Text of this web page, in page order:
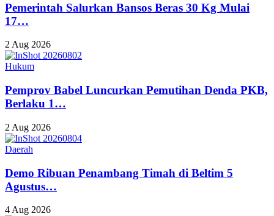
Pemerintah Salurkan Bansos Beras 30 Kg Mulai
17…
2 Aug 2026
Hukum
Pemprov Babel Luncurkan Pemutihan Denda PKB,
Berlaku 1…
2 Aug 2026
Daerah
Demo Ribuan Penambang Timah di Beltim 5
Agustus…
4 Aug 2026